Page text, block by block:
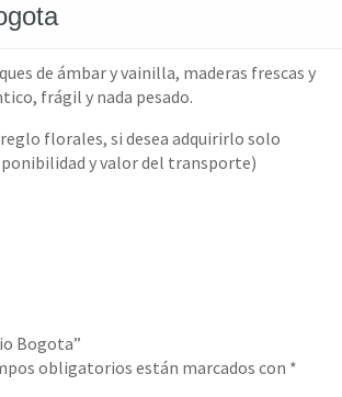
de ámbar y vainilla, maderas frescas y
frágil y nada pesado.
florales, si desea adquirirlo solo
y valor del transporte)
Bogota”
obligatorios están marcados con *